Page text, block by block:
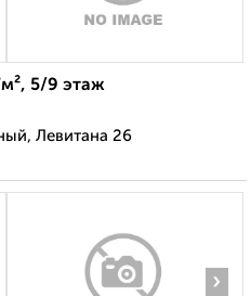
5/9 этаж
Левитана 26
›